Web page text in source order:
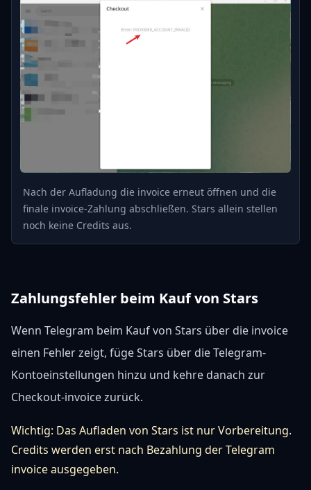
Nach der Aufladung die invoice erneut öffnen und die
finale invoice-Zahlung abschließen. Stars allein stellen
noch keine Credits aus.
Zahlungsfehler beim Kauf von Stars
Wenn Telegram beim Kauf von Stars über die invoice
einen Fehler zeigt, füge Stars über die Telegram-
Kontoeinstellungen hinzu und kehre danach zur
Checkout-invoice zurück.
Wichtig: Das Aufladen von Stars ist nur Vorbereitung.
Credits werden erst nach Bezahlung der Telegram
invoice ausgegeben.